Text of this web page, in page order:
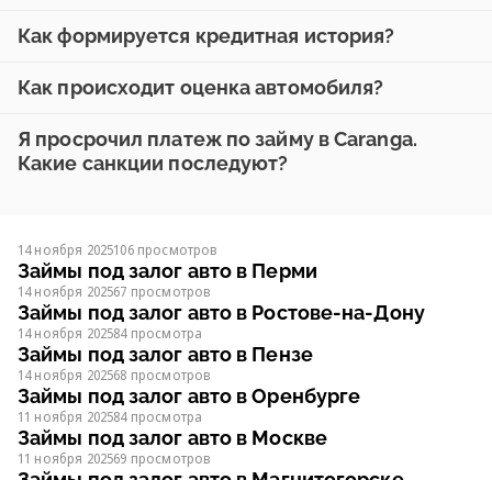
Как формируется кредитная история?
Как происходит оценка автомобиля?
Я просрочил платеж по займу в Caranga.
Какие санкции последуют?
14 ноября 2025106 просмотров
Займы под залог авто в Перми
14 ноября 202567 просмотров
Займы под залог авто в Ростове-на-Дону
14 ноября 202584 просмотра
Займы под залог авто в Пензе
14 ноября 202568 просмотров
Займы под залог авто в Оренбурге
11 ноября 202584 просмотра
Займы под залог авто в Москве
11 ноября 202569 просмотров